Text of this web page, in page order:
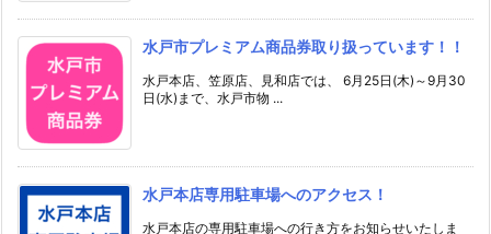
水戸市プレミアム商品券取り扱っています！！
水戸本店、笠原店、見和店では、 6月25日(木)～9月30
日(水)まで、水戸市物 ...
水戸本店専用駐車場へのアクセス！
水戸本店の専用駐車場への行き方をお知らせいたしま